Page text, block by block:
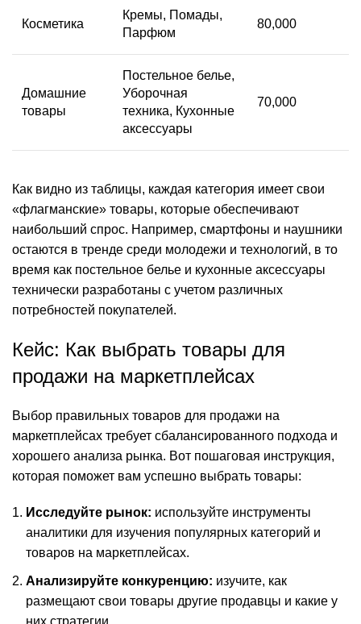
Косметика
Кремы, Помады,
Парфюм
80,000
Домашние
товары
Постельное белье,
Уборочная
техника, Кухонные
аксессуары
70,000
Как видно из таблицы, каждая категория имеет свои
«флагманские» товары, которые обеспечивают
наибольший спрос. Например, смартфоны и наушники
остаются в тренде среди молодежи и технологий, в то
время как постельное белье и кухонные аксессуары
технически разработаны с учетом различных
потребностей покупателей.
Кейс: Как выбрать товары для
продажи на маркетплейсах
Выбор правильных товаров для продажи на
маркетплейсах требует сбалансированного подхода и
хорошего анализа рынка. Вот пошаговая инструкция,
которая поможет вам успешно выбрать товары:
Исследуйте рынок: используйте инструменты
аналитики для изучения популярных категорий и
товаров на маркетплейсах.
Анализируйте конкуренцию: изучите, как
размещают свои товары другие продавцы и какие у
них стратегии.